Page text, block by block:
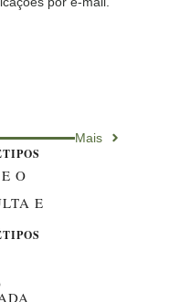
Mais
O
E